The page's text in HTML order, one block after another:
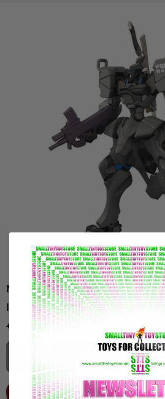
Muv-Luv Alternative Plastic
Imperial Japanese Army 18
€129,99
SOLD OUT
Archive / Ausverkauft